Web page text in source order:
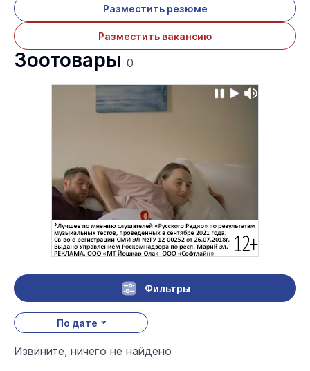
Разместить резюме
Разместить вакансию
Зоотовары 0
Фильтры
По дате
Извините, ничего не найдено